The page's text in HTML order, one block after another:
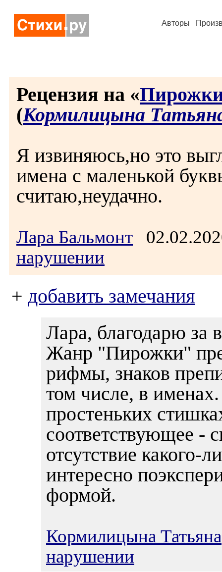
Авторы
Рецензия на «
(Кормилицына
Я извиняюсь,но это
имена с маленькой
считаю,неудачно.
Лара Бальмонт
нарушении
+ добавить замечания
Лара, благодарю за
Жанр "Пирожки"
рифмы, знаков
том числе, в
простеньких
соответствующее -
отсутствие
интересно
формой.
Кормилицына Татьяна
нарушении